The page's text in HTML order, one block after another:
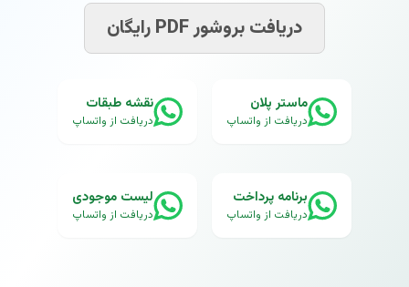
دریافت بروشور PDF رایگان
ماستر پلان
دریافت از واتساپ
نقشه طبقات
دریافت از واتساپ
برنامه پرداخت
دریافت از واتساپ
لیست موجودی
دریافت از واتساپ